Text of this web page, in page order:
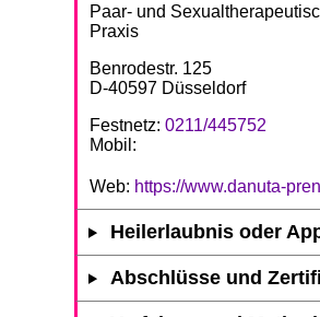
Paar- und
Praxis
Benrodestr. 125
D-40597 Düsseldorf
Festnetz: 0211/445752
Mobil:
Web: https://www.danuta-
Heilerlaubnis oder
Abschlüsse und